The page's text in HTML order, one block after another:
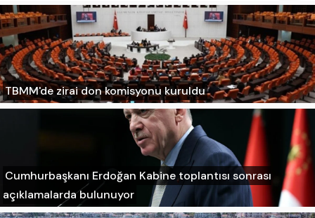
TBMM'de zirai don komisyonu kuruldu
Cumhurbaşkanı Erdoğan Kabine toplantısı sonrası
açıklamalarda bulunuyor